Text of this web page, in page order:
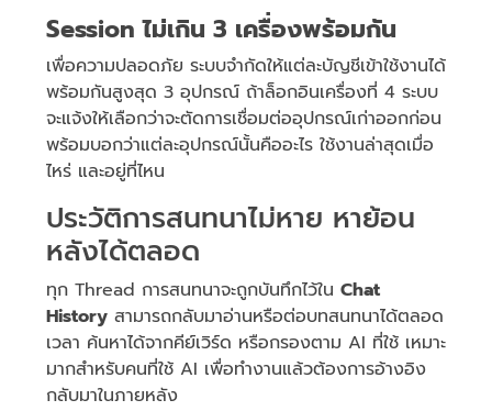
Session ไม่เกิน 3 เครื่องพร้อมกัน
เพื่อความปลอดภัย ระบบจำกัดให้แต่ละบัญชีเข้าใช้งานได้
พร้อมกันสูงสุด 3 อุปกรณ์ ถ้าล็อกอินเครื่องที่ 4 ระบบ
จะแจ้งให้เลือกว่าจะตัดการเชื่อมต่ออุปกรณ์เก่าออกก่อน
พร้อมบอกว่าแต่ละอุปกรณ์นั้นคืออะไร ใช้งานล่าสุดเมื่อ
ไหร่ และอยู่ที่ไหน
ประวัติการสนทนาไม่หาย หาย้อน
หลังได้ตลอด
ทุก Thread การสนทนาจะถูกบันทึกไว้ใน Chat
History สามารถกลับมาอ่านหรือต่อบทสนทนาได้ตลอด
เวลา ค้นหาได้จากคีย์เวิร์ด หรือกรองตาม AI ที่ใช้ เหมาะ
มากสำหรับคนที่ใช้ AI เพื่อทำงานแล้วต้องการอ้างอิง
กลับมาในภายหลัง